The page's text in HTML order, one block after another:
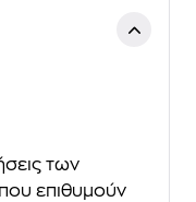
των
επιθυμούν